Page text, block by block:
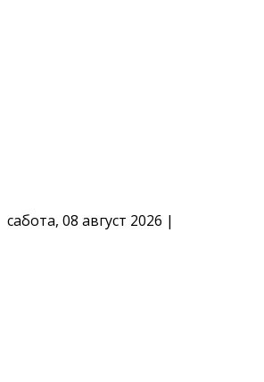
сабота, 08 август 2026 |